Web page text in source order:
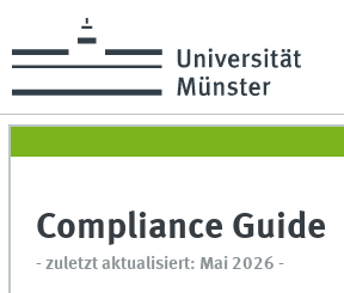
Compliance Guide
- zuletzt aktualisiert: Mai 2026 -